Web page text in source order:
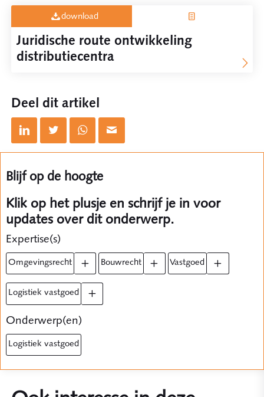
download
Juridische route ontwikkeling
distributiecentra
Deel dit artikel
Blijf op de hoogte
Klik op het plusje en schrijf je in voor
updates over dit onderwerp.
Expertise(s)
omgevingsrecht bouwrecht vastgoed
logistiek vastgoed
Onderwerp(en)
logistiek vastgoed